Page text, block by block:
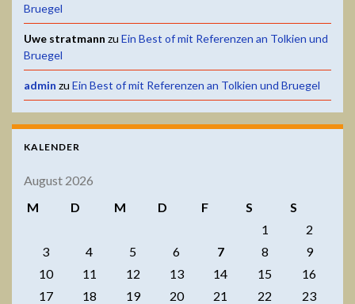
Bruegel
Uwe stratmann zu Ein Best of mit Referenzen an Tolkien und
Bruegel
admin zu Ein Best of mit Referenzen an Tolkien und Bruegel
KALENDER
August 2026
M
D M D F S
S
1
2
3
4 5 6 7 8
9
10
11 12 13 14 15
16
17
18 19 20 21 22
23